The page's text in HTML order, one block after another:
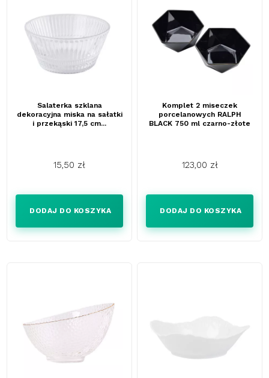
Salaterka szklana
dekoracyjna miska na sałatki
i przekąski 17,5 cm...
15,50 zł
DODAJ DO KOSZYKA
Komplet 2 miseczek
porcelanowych RALPH
BLACK 750 ml czarno-złote
123,00 zł
DODAJ DO KOSZYKA